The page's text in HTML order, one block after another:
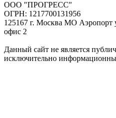
ООО "ПРОГРЕСС"
ОГРН: 1217700131956
125167 г. Москва МО Аэропорт
офис 2
Данный сайт не является
исключительно